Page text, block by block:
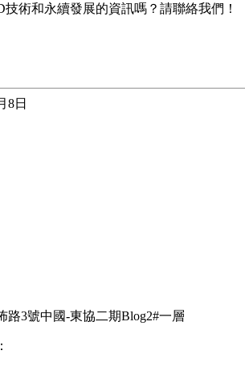
術和永續發展的資訊嗎？請聯絡我們！
8日
路3號中國-東協二期Blog2#一層